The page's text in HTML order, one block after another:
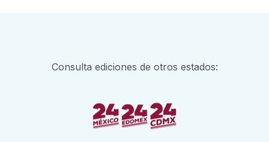
Consulta ediciones de otros estados: